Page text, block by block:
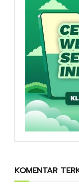
KOMENTAR